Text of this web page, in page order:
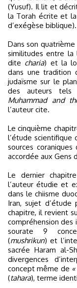
(Yusuf). Il lit et
la Torah écrite et
d’exégèse biblique).
Dans son
similitudes entre la
dite charia) et la
dans une tradition
judaïsme sur le
des auteurs tels
Muhammad and
l’auteur cite.
Le cinquième
l’étude scientifique
sources coraniques
accordée aux Gens
Le dernier
l’auteur étudie et
dans le chiisme
Iran, sujet
chapitre, il revient
compréhension
sourate 9
(mushrikun) et
sacrée Haram al-
divergences
concept même de
(tahara), terme